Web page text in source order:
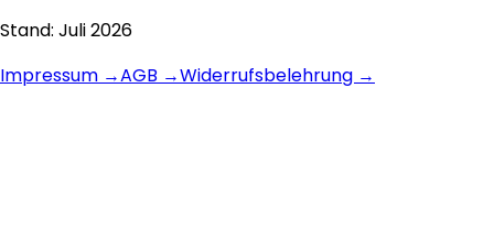
Stand: Juli 2026
Impressum →AGB →Widerrufsbelehrung →